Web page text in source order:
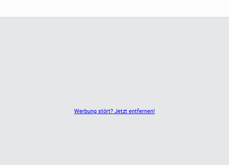
Werbung stört? Jetzt entfernen!